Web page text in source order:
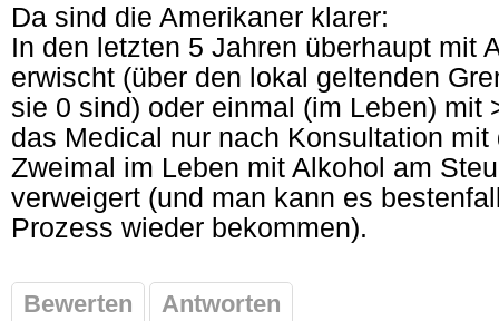
Da sind die Amerikaner klarer:
In den letzten 5 Jahren überhaupt mit
erwischt (über den lokal geltenden
sie 0 sind) oder einmal (im Leben) mit
das Medical nur nach Konsultation mit
Zweimal im Leben mit Alkohol am
verweigert (und man kann es
Prozess wieder bekommen).
Bewerten Antworten